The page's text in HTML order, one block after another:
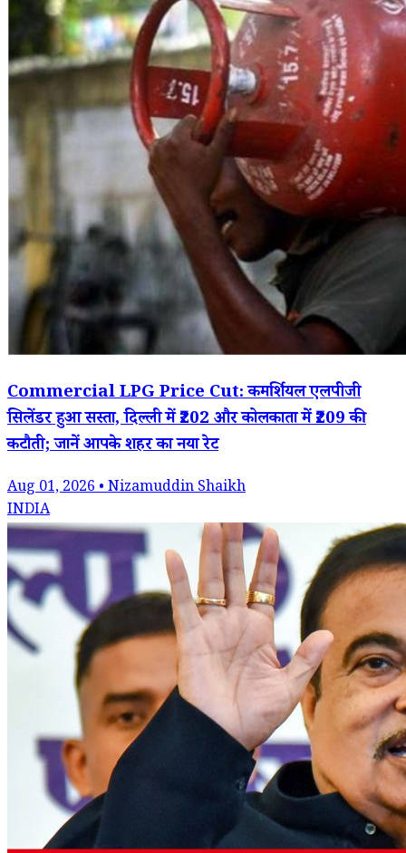
Commercial LPG Price Cut: कमर्शियल एलपीजी
सिलेंडर हुआ सस्ता, दिल्ली में ₹202 और कोलकाता में ₹209 की
कटौती; जानें आपके शहर का नया रेट
Aug 01, 2026 • Nizamuddin Shaikh
INDIA